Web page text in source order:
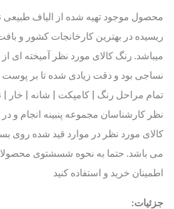
ریسیده در بهترین کارخانجات کشور و
میباشد. رنگ کالای مورد نظر آمیخته ای
نساجی بود و دقت زیادی شده تا بر پوست
تمام مراحل رنگ | کامپکت | شانه | خار |
نظر کارشناسان مجموعه پنبینه انجام
کالای مورد نظر در موارد قید شده روی
می باشد. حتما به نحوه شسشتوی
اطمینان خرید و استفاده کنید
جزئیات: